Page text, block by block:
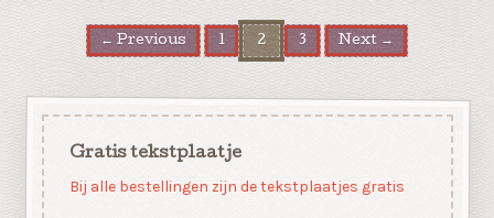
← Previous 1 2 3 Next →
Gratis tekstplaatje
Bij alle bestellingen zijn de tekstplaatjes gratis